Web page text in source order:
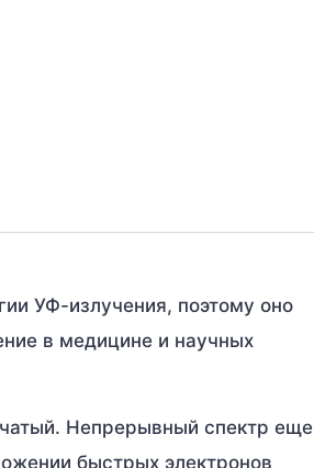
УФ-излучения, поэтому оно
в медицине и научных
Непрерывный спектр еще
быстрых электронов